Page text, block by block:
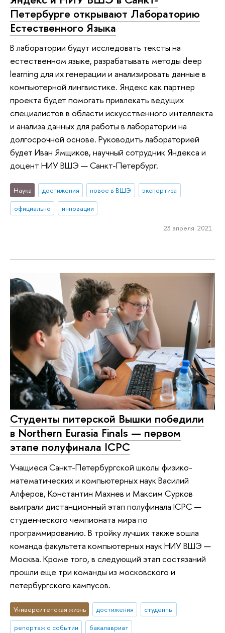
Петербурге открывают Лабораторию
Естественного Языка
В лаборатории будут исследовать тексты на
естественном языке, разрабатывать методы deep
learning для их генерации и анализировать данные в
компьютерной лингвистике. Яндекс как партнер
проекта будет помогать привлекать ведущих
специалистов в области искусственного интеллекта
и анализа данных для работы в лаборатории на
долгосрочной основе. Руководить лабораторией
будет Иван Ямщиков, научный сотрудник Яндекса и
доцент НИУ ВШЭ — Санкт-Петербург.
Наука достижения новое в ВШЭ
экспертиза
официально
инновации
23 апреля 2021
Студенты питерской Вышки победили
в Northern Eurasia Finals — первом
этапе полуфинала ICPC
Учащиеся Санкт-Петербургской школы физико-
математических и компьютерных наук Василий
Алферов, Константин Махнев и Максим Сурков
выиграли дистанционный этап полуфинала ICPC —
студенческого чемпионата мира по
программированию. В тройку лучших также вошла
команда факультета компьютерных наук НИУ ВШЭ —
Москва. Кроме того, в следующий этап состязаний
прошли еще три команды из московского и
петербургского кампусов.
Университетская жизнь достижения
студенты
репортаж о событии
бакалавриат